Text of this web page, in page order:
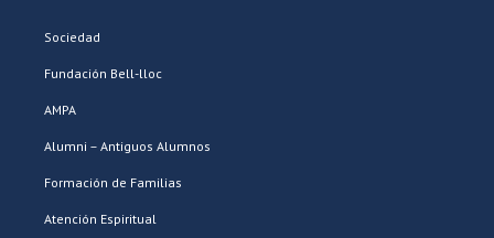
Sociedad
Fundación Bell-lloc
AMPA
Alumni – Antiguos Alumnos
Formación de Familias
Atención Espiritual